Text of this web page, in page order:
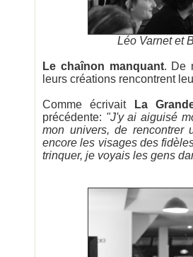
Léo Varnet et
Le chaînon manquant. De
leurs créations rencontrent
Comme écrivait
La
précédente: "J'y ai aiguisé
mon univers, de rencontrer
encore les visages des
trinquer, je voyais les gens